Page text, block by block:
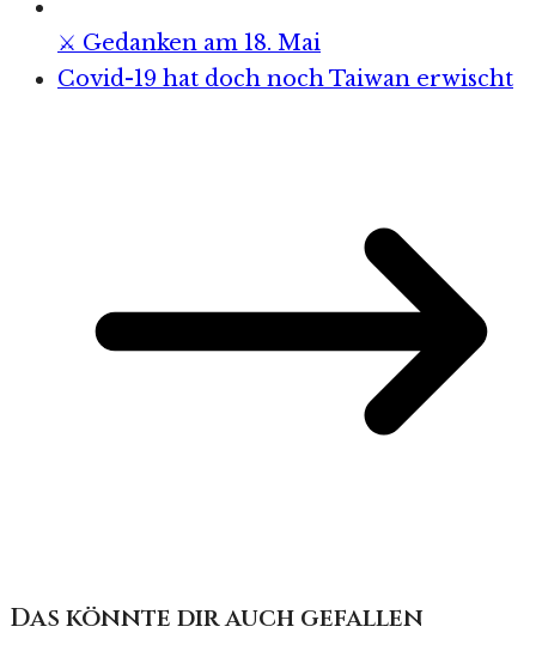
⚔️ Gedanken am 18. Mai
Covid-19 hat doch noch Taiwan erwischt
Das könnte dir auch gefallen